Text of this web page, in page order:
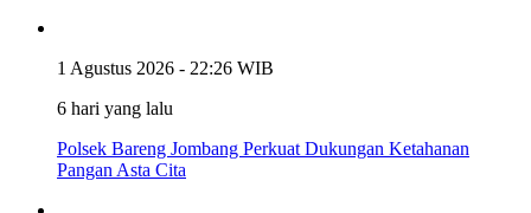
1 Agustus 2026 - 22:26 WIB
6 hari yang lalu
Polsek Bareng Jombang Perkuat Dukungan Ketahanan
Pangan Asta Cita